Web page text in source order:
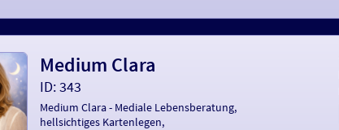
Medium Clara
ID: 343
Medium Clara - Mediale Lebensberatung,
hellsichtiges Kartenlegen,